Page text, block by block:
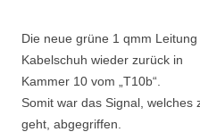
Die neue grüne 1 qmm
Kabelschuh wieder zurück in
Kammer 10 vom „T10b“.
Somit war das Signal, welches
geht, abgegriffen.